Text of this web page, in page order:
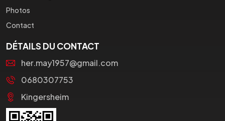
Photos
Contact
DÉTAILS DU CONTACT
her.may1957@gmail.com
0680307753
Kingersheim